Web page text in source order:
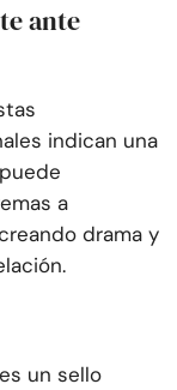
ante
indican una
a
drama y
un sello